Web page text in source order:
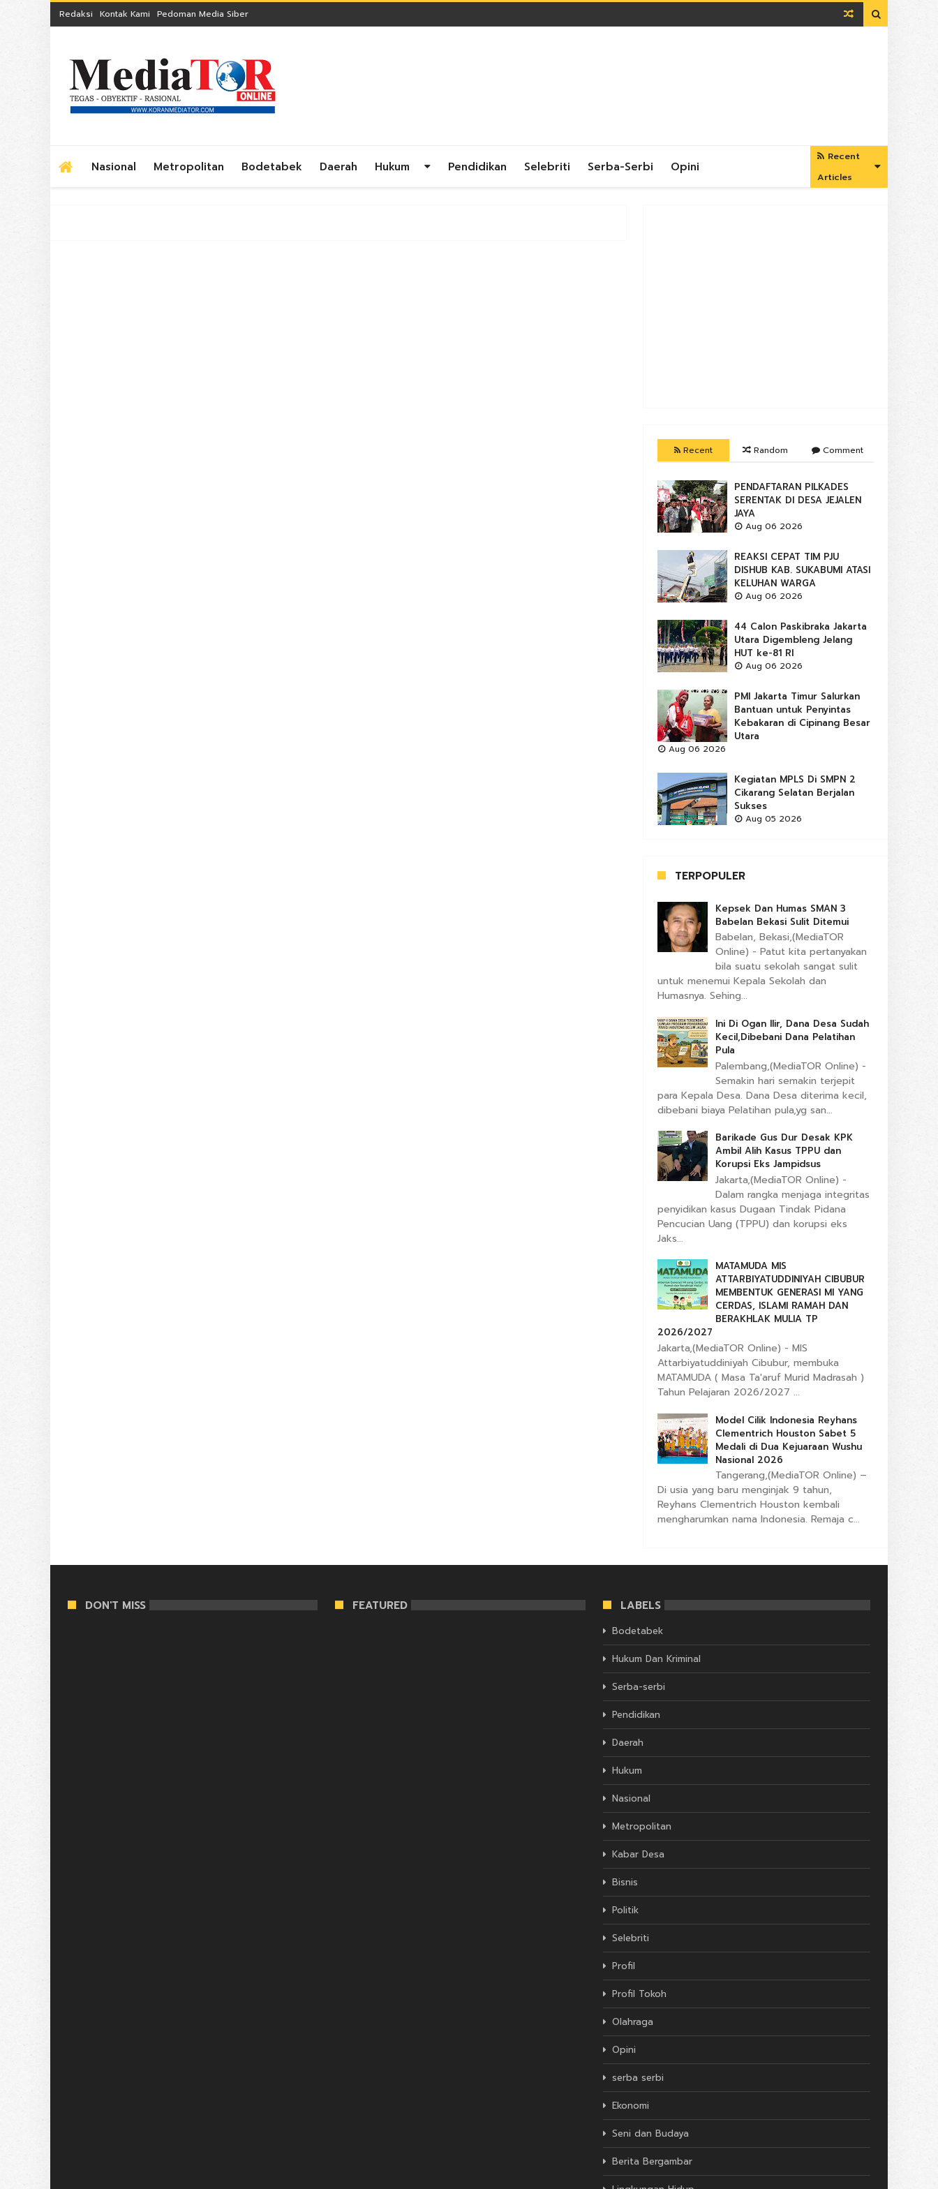
Redaksi Kontak Kami Pedoman Media Siber 
Nasional Metropolitan Bodetabek Daerah Hukum Pendidikan Selebriti Serba-Serbi Opini
Recent
Articles
Recent Random Comment
PENDAFTARAN PILKADES
SERENTAK DI DESA JEJALEN
JAYA
Aug 06 2026
REAKSI CEPAT TIM PJU
DISHUB KAB. SUKABUMI ATASI
KELUHAN WARGA
Aug 06 2026
44 Calon Paskibraka Jakarta
Utara Digembleng Jelang
HUT ke-81 RI
Aug 06 2026
PMI Jakarta Timur Salurkan
Bantuan untuk Penyintas
Kebakaran di Cipinang Besar
Utara
Aug 06 2026
Kegiatan MPLS Di SMPN 2
Cikarang Selatan Berjalan
Sukses
Aug 05 2026
TERPOPULER
Kepsek Dan Humas SMAN 3
Babelan Bekasi Sulit Ditemui
Babelan, Bekasi,(MediaTOR
Online) - Patut kita pertanyakan
bila suatu sekolah sangat sulit
untuk menemui Kepala Sekolah dan
Humasnya. Sehing...
Ini Di Ogan Ilir, Dana Desa Sudah
Kecil,Dibebani Dana Pelatihan
Pula
Palembang,(MediaTOR Online) -
Semakin hari semakin terjepit
para Kepala Desa. Dana Desa diterima kecil,
dibebani biaya Pelatihan pula,yg san...
Barikade Gus Dur Desak KPK
Ambil Alih Kasus TPPU dan
Korupsi Eks Jampidsus
Jakarta,(MediaTOR Online) -
Dalam rangka menjaga integritas
penyidikan kasus Dugaan Tindak Pidana
Pencucian Uang (TPPU) dan korupsi eks
Jaks...
MATAMUDA MIS
ATTARBIYATUDDINIYAH CIBUBUR
MEMBENTUK GENERASI MI YANG
CERDAS, ISLAMI RAMAH DAN
BERAKHLAK MULIA TP
2026/2027
Jakarta,(MediaTOR Online) - MIS
Attarbiyatuddiniyah Cibubur, membuka
MATAMUDA ( Masa Ta'aruf Murid Madrasah )
Tahun Pelajaran 2026/2027 ...
Model Cilik Indonesia Reyhans
Clementrich Houston Sabet 5
Medali di Dua Kejuaraan Wushu
Nasional 2026
Tangerang,(MediaTOR Online) –
Di usia yang baru menginjak 9 tahun,
Reyhans Clementrich Houston kembali
mengharumkan nama Indonesia. Remaja c...
DON'T MISS FEATURED LABELS
Bodetabek
Hukum Dan Kriminal
Serba-serbi
Pendidikan
Daerah
Hukum
Nasional
Metropolitan
Kabar Desa
Bisnis
Politik
Selebriti
Profil
Profil Tokoh
Olahraga
Opini
serba serbi
Ekonomi
Seni dan Budaya
Berita Bergambar